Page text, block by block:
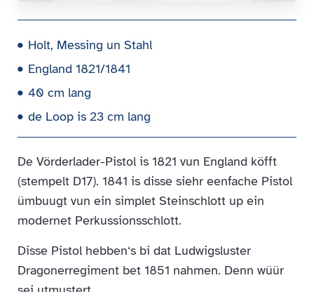
Holt, Messing un Stahl
England 1821/1841
40 cm lang
de Loop is 23 cm lang
De Vörderlader-Pistol is 1821 vun England köfft
(stempelt D17). 1841 is disse siehr eenfache Pistol
ümbuugt vun ein simplet Steinschlott up ein
modernet Perkussionsschlott.
Disse Pistol hebben‘s bi dat Ludwigsluster
Dragonerregiment bet 1851 nahmen. Denn wüür